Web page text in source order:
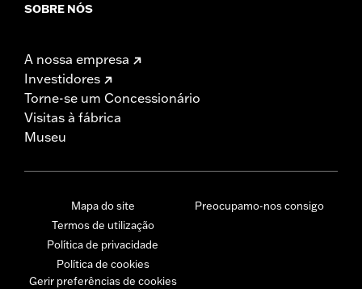
SOBRE NÓS
A nossa empresa
Investidores
Torne-se um Concessionário
Visitas à fábrica
Museu
Mapa do site
Termos de utilização
Política de privacidade
Política de cookies
Gerir preferências de cookies
Preocupamo-nos consigo